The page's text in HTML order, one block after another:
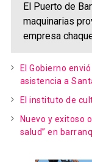
El Puerto de
maquinarias
empresa
El Gobierno
asistencia a
El instituto de
Nuevo y exitoso
salud” en